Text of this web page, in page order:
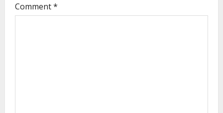
Comment*